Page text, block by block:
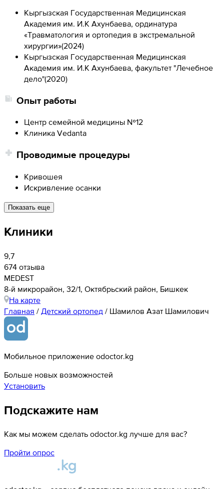
Кыргызская Государственная Медицинская
Академия им. И.К Ахунбаева, ординатура
«Травматология и ортопедия в экстремальной
хирургии»(2024)
Кыргызская Государственная Медицинская
Академия им. И.К Ахунбаева, факультет "Лечебное
дело"(2020)
Опыт работы
Центр семейной медицины №12
Клиника Vedanta
Проводимые процедуры
Кривошея
Искривление осанки
Показать еще
Клиники
9,7
674 отзыва
MEDEST
8-й микрорайон, 32/1, Октябрьский район, Бишкек
На карте
Главная / Детский ортопед / Шамилов Азат Шамилович
Мобильное приложение odoctor.kg
Больше новых возможностей
Установить
Подскажите нам
Как мы можем сделать odoctor.kg лучше для вас?
Пройти опрос